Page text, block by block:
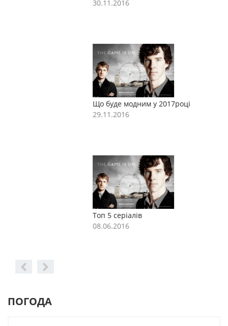
Що буде модним у 2017році
ПОГОДА